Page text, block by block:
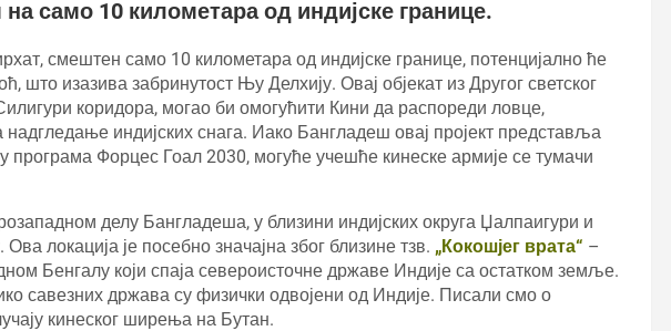
само 10 километара од индијске границе.
смештен само 10 километара од индијске границе, потенцијално ће
што изазива забринутост Њу Делхију. Овај објекат из Другог светског
коридора, могао би омогућити Кини да распореди ловце,
индијских снага. Иако Бангладеш овај пројект представља
програма Форцес Гоал 2030, могуће учешће кинеске армије се тумачи
делу Бангладеша, у близини индијских округа Џалпаигури и
локација је посебно значајна због близине тзв. „Кокошјег врата“ –
Бенгалу који спаја североисточне државе Индије са остатком земље.
савезних држава су физички одвојени од Индије. Писали смо о
кинеског ширења на Бутан.